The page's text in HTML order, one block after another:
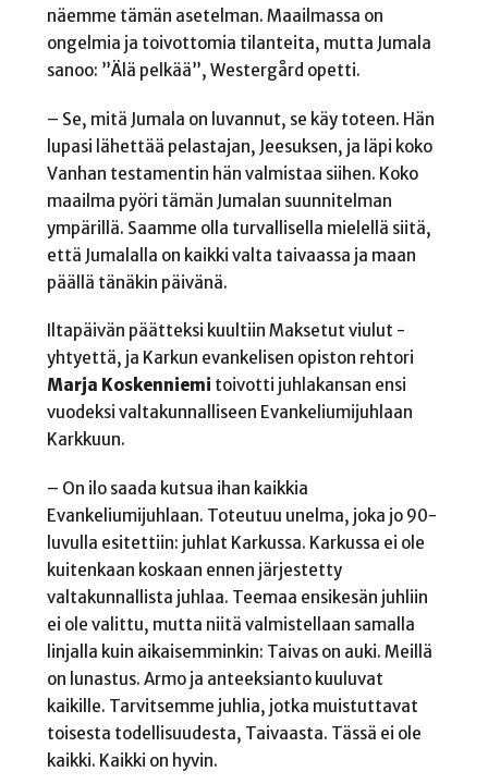
näemme tämän asetelman. Maailmassa on
ongelmia ja toivottomia tilanteita, mutta Jumala
sanoo: ”Älä pelkää”, Westergård opetti.
– Se, mitä Jumala on luvannut, se käy toteen. Hän
lupasi lähettää pelastajan, Jeesuksen, ja läpi koko
Vanhan testamentin hän valmistaa siihen. Koko
maailma pyöri tämän Jumalan suunnitelman
ympärillä. Saamme olla turvallisella mielellä siitä,
että Jumalalla on kaikki valta taivaassa ja maan
päällä tänäkin päivänä.
Iltapäivän päätteksi kuultiin Maksetut viulut -
yhtyettä, ja Karkun evankelisen opiston rehtori
Marja Koskenniemi toivotti juhlakansan ensi
vuodeksi valtakunnalliseen Evankeliumijuhlaan
Karkkuun.
– On ilo saada kutsua ihan kaikkia
Evankeliumijuhlaan. Toteutuu unelma, joka jo 90-
luvulla esitettiin: juhlat Karkussa. Karkussa ei ole
kuitenkaan koskaan ennen järjestetty
valtakunnallista juhlaa. Teemaa ensikesän juhliin
ei ole valittu, mutta niitä valmistellaan samalla
linjalla kuin aikaisemminkin: Taivas on auki. Meillä
on lunastus. Armo ja anteeksianto kuuluvat
kaikille. Tarvitsemme juhlia, jotka muistuttavat
toisesta todellisuudesta, Taivaasta. Tässä ei ole
kaikki. Kaikki on hyvin.